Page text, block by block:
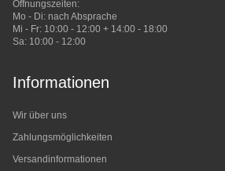
Öffnungszeiten:
Mo - Di: nach Absprache
Mi - Fr: 10:00 - 12:00 + 14:00 - 18:00
Sa: 10:00 - 12:00
Informationen
Wir über uns
Zahlungsmöglichkeiten
Versandinformationen